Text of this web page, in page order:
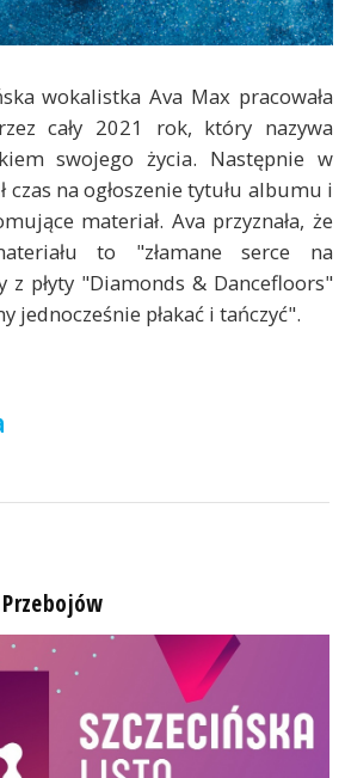
wokalistka Ava Max pracowała
cały 2021 rok, który nazywa
swojego życia. Następnie w
czas na ogłoszenie tytułu albumu i
materiał. Ava przyznała, że
to "złamane serce na
z płyty "Diamonds & Dancefloors"
jednocześnie płakać i tańczyć".